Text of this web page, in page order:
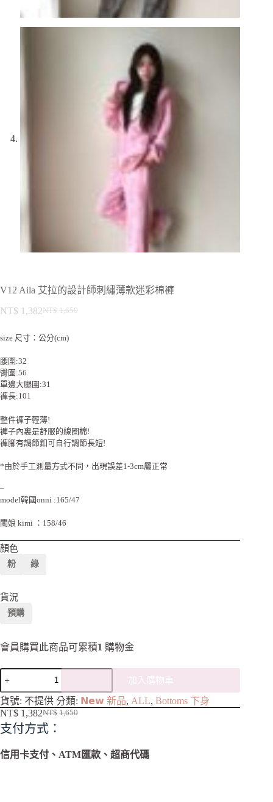
V12 Aila 艾拉的設計師刺繡薄款迷彩棉褲
NT$ 1,650
NT$ 1,382
size 尺寸：公分(cm)
腰圍:32
臀圍:56
單邊大腿圍:31
褲長:101
整件褲子輕薄!
褲子內裏是舒服的線圈棉!
褲腳有調節釦可自行調節長短!
*由於手工測量方式不同，出現誤差1-3cm屬正常
–
model韓國onni :165/47
闆娘 kimi ：158/46
顏色
粉 綠
貨況
預購
會員購買此商品可累積1 購物金
加入購物車
A
l
e
n
貨號: 不提供 分類: 𝗡𝗲𝘄 新品, ALL, Bottoms 下身
NT$ 1,650
NT$ 1,382
支付方式：
信用卡支付、ATM匯款、超商代碼